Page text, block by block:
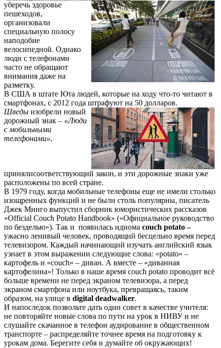
уберечь здоровье
пешеходов,
организовали
специальную полосу
наподобие
велосипедной. Однако
люди с телефонами
часто не обращают
внимания даже на
разметку.
В США в штате Юта людей, которые на ходу что-то читают в
смартфонах, с 2012 года штрафуют на 50 долларов.
Шведы изобрели новый
дорожный знак – «Люди
с мобильными
телефонами»,
принялисоответствующий закон, и эти дорожные знаки уже
расположены по всей стране.
В 1979 году, когда мобильные телефоны еще не имели столько
изощренных функций и не были столь популярны, писатель
Джек Минго выпустил сборник юмористических рассказов
«Official Couch Potato Handbook» («Официальное руководство
по безделью»). Так и появилась идиома couch potato–
ужасно ленивый человек, проводящий бесцельно время перед
телевизором. Каждый начинающий изучать английский язык
узнает в этом выражении следующие слова: «potato» –
картофель и «couch» – диван. А вместе – «диванная
картофелина»! Только в наше время couch potato проводит всё
больше времени не перед экраном телевизора, а перед
экраном смартфона или ноутбука, превращаясь, таким
образом, на улице в digital deadwalker.
И напоследок позвольте дать один совет в качестве учителя:
не повторяйте новые слова по пути на урок в НИВУ и не
слушайте скачанное в телефон аудирование в общественном
транспорте – распределяйте точнее время на подготовку к
урокам дома. Берегите себя и думайте об окружающих!